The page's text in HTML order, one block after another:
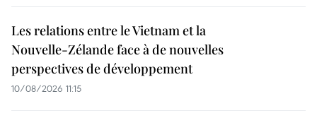
Les relations entre le Vietnam et la
Nouvelle-Zélande face à de nouvelles
perspectives de développement
10/08/2026 11:15